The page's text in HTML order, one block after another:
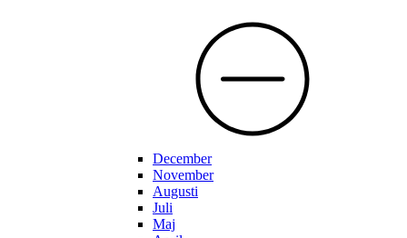
December
November
Augusti
Juli
Maj